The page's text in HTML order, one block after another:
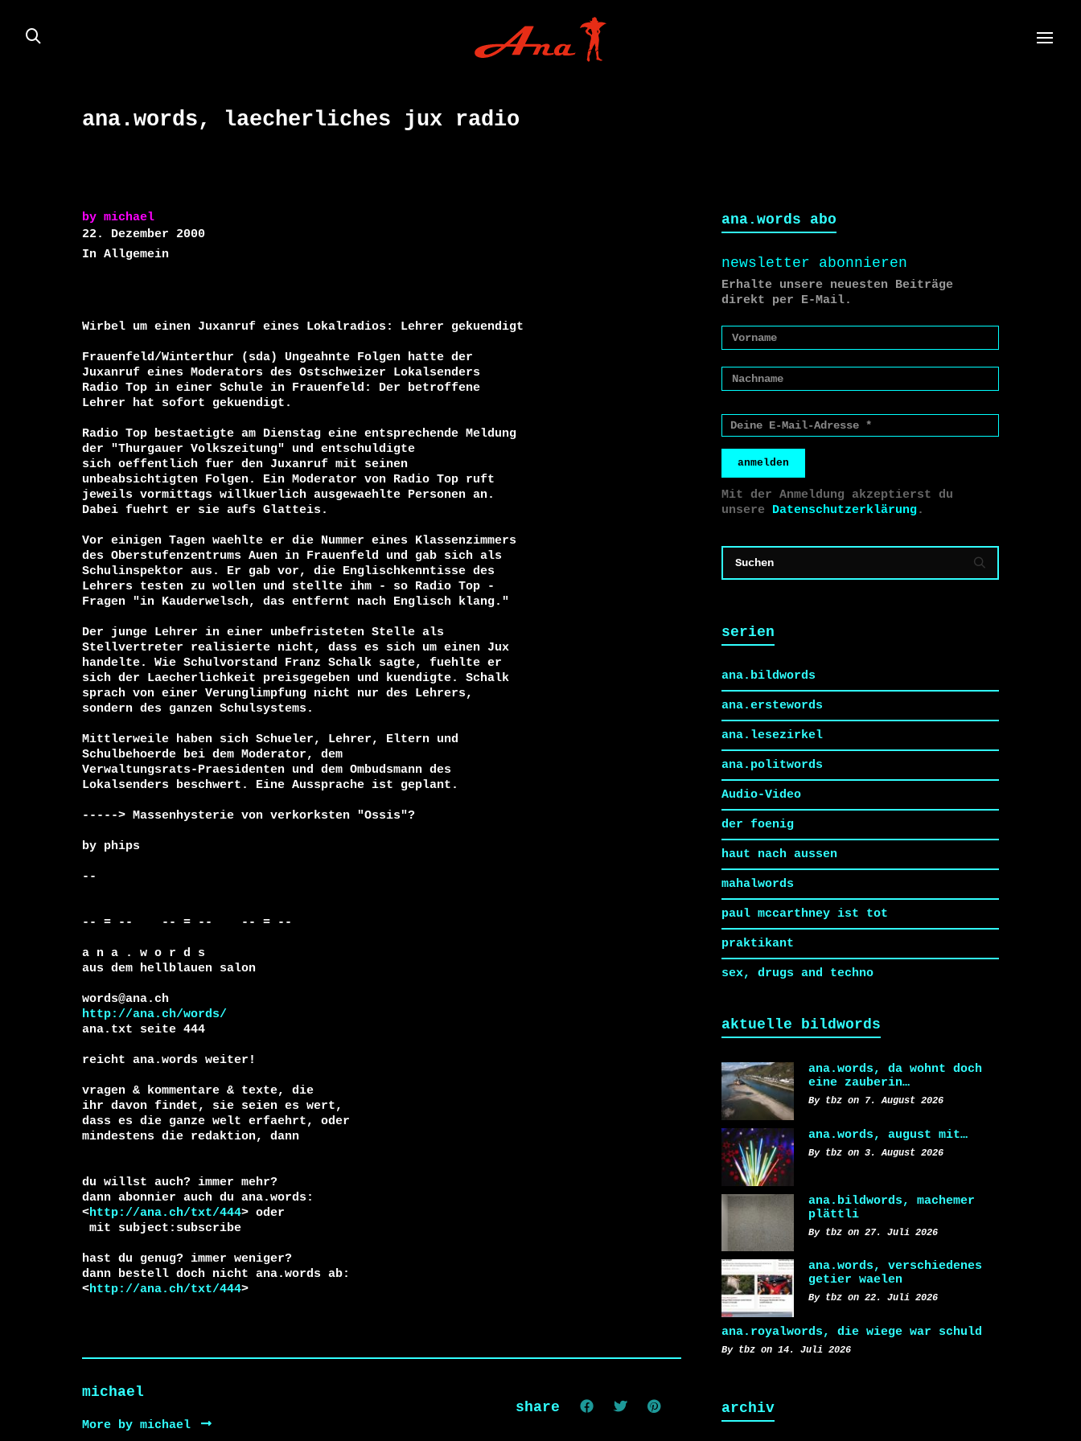
ana.words, laecherliches jux radio
by michael
22. Dezember 2000
In Allgemein
Wirbel um einen Juxanruf eines Lokalradios: Lehrer gekuendigt
Frauenfeld/Winterthur (sda) Ungeahnte Folgen hatte der
Juxanruf eines Moderators des Ostschweizer Lokalsenders
Radio Top in einer Schule in Frauenfeld: Der betroffene
Lehrer hat sofort gekuendigt.
Radio Top bestaetigte am Dienstag eine entsprechende Meldung
der "Thurgauer Volkszeitung" und entschuldigte
sich oeffentlich fuer den Juxanruf mit seinen
unbeabsichtigten Folgen. Ein Moderator von Radio Top ruft
jeweils vormittags willkuerlich ausgewaehlte Personen an.
Dabei fuehrt er sie aufs Glatteis.
Vor einigen Tagen waehlte er die Nummer eines Klassenzimmers
des Oberstufenzentrums Auen in Frauenfeld und gab sich als
Schulinspektor aus. Er gab vor, die Englischkenntisse des
Lehrers testen zu wollen und stellte ihm - so Radio Top -
Fragen "in Kauderwelsch, das entfernt nach Englisch klang."
Der junge Lehrer in einer unbefristeten Stelle als
Stellvertreter realisierte nicht, dass es sich um einen Jux
handelte. Wie Schulvorstand Franz Schalk sagte, fuehlte er
sich der Laecherlichkeit preisgegeben und kuendigte. Schalk
sprach von einer Verunglimpfung nicht nur des Lehrers,
sondern des ganzen Schulsystems.
Mittlerweile haben sich Schueler, Lehrer, Eltern und
Schulbehoerde bei dem Moderator, dem
Verwaltungsrats-Praesidenten und dem Ombudsmann des
Lokalsenders beschwert. Eine Aussprache ist geplant.
-----> Massenhysterie von verkorksten "Ossis"?
by phips
--
-- = --    -- = --    -- = --
a n a . w o r d s
aus dem hellblauen salon
http://ana.ch/words/
ana.txt seite 444
reicht ana.words weiter!
vragen & kommentare & texte, die
ihr davon findet, sie seien es wert,
dass es die ganze welt erfaehrt, oder
du willst auch? immer mehr?
dann abonnier auch du ana.words:
<http://ana.ch/txt/444
hast du genug? immer weniger?
dann bestell doch nicht ana.words ab:
<http://ana.ch/txt/444>
michael
More by michael
share
ana.words abo
newsletter abonnieren
Erhalte unsere neuesten Beiträge
direkt per E-Mail.
anmelden
Mit der Anmeldung akzeptierst du
unsere Datenschutzerklärung.
serien
ana.bildwords
ana.erstewords
ana.lesezirkel
ana.politwords
Audio-Video
der foenig
haut nach aussen
mahalwords
paul mccarthney ist tot
praktikant
sex, drugs and techno
aktuelle bildwords
ana.words, da wohnt doch
eine zauberin…
By tbz on 7. August 2026
ana.words, august mit…
By tbz on 3. August 2026
ana.bildwords, machemer
plättli
By tbz on 27. Juli 2026
ana.words, verschiedenes
getier waelen
By tbz on 22. Juli 2026
ana.royalwords, die wiege war schuld
By tbz on 14. Juli 2026
archiv